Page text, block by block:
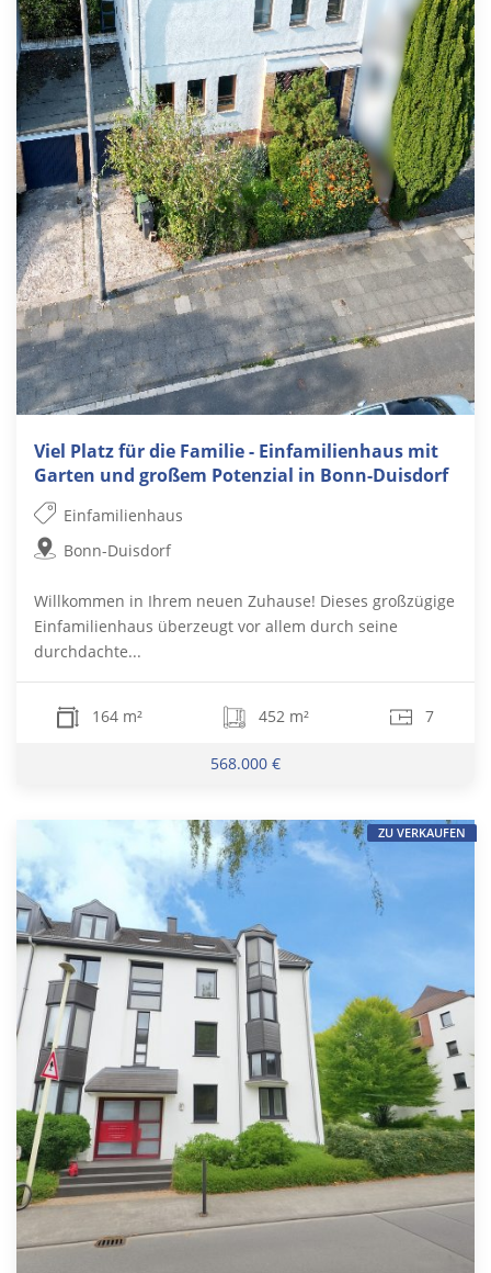
Viel Platz für die Familie - Einfamilienhaus mit
Garten und großem Potenzial in Bonn-Duisdorf
Einfamilienhaus
Bonn-Duisdorf
Willkommen in Ihrem neuen Zuhause! Dieses großzügige
Einfamilienhaus überzeugt vor allem durch seine
durchdachte...
164 m² 452 m² 7
568.000 €
ZU VERKAUFEN